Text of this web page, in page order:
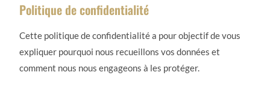
Politique de confidentialité
Cette politique de confidentialité a pour objectif de vous
expliquer pourquoi nous recueillons vos données et
comment nous nous engageons à les protéger.